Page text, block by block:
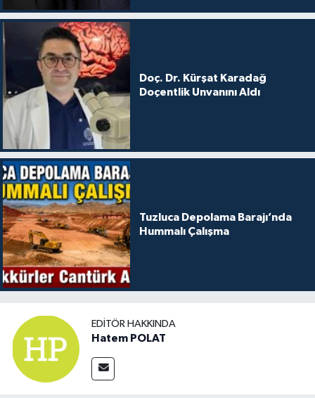
Doç. Dr. Kürşat Karadağ
Doçentlik Unvanını Aldı
Tuzluca Depolama Barajı’nda
Hummalı Çalışma
EDITÖR HAKKINDA
Hatem POLAT